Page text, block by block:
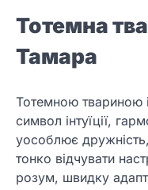
Тотемна
Тамара
Тотемною твариною
символ інтуїції,
уособлює дружність,
тонко відчувати
розум, швидку